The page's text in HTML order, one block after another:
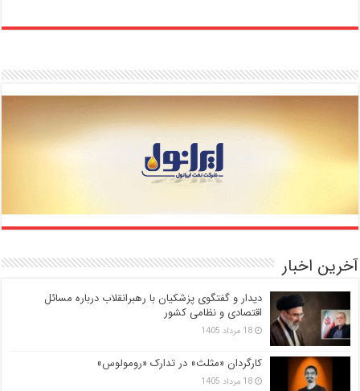
آخرین اخبار
دیدار و گفتگوی پزشکیان با رهبرانقلاب درباره مسائل
اقتصادی و نظامی کشور
18 مرداد 1405
کارگردان «مثلث» در تدارک «رومولوس»
18 مرداد 1405